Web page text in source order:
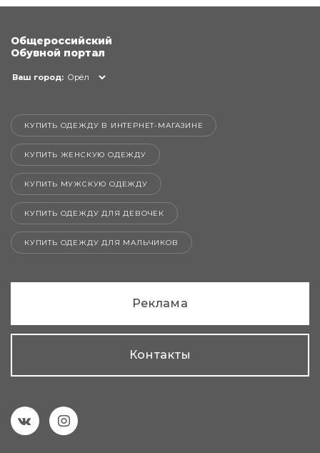
Общероссийский
Обувной портал
Ваш город: Орёл
КУПИТЬ ОДЕЖДУ В ИНТЕРНЕТ-МАГАЗИНЕ
КУПИТЬ ЖЕНСКУЮ ОДЕЖДУ
КУПИТЬ МУЖСКУЮ ОДЕЖДУ
КУПИТЬ ОДЕЖДУ ДЛЯ ДЕВОЧЕК
КУПИТЬ ОДЕЖДУ ДЛЯ МАЛЬЧИКОВ
Реклама
Контакты